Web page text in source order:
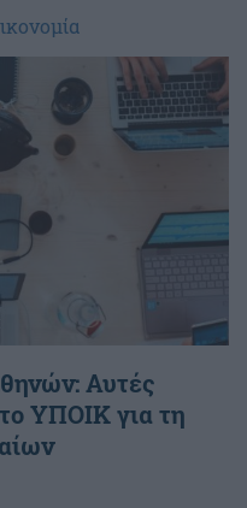
Αυτές
ΥΠΟΙΚ για τη